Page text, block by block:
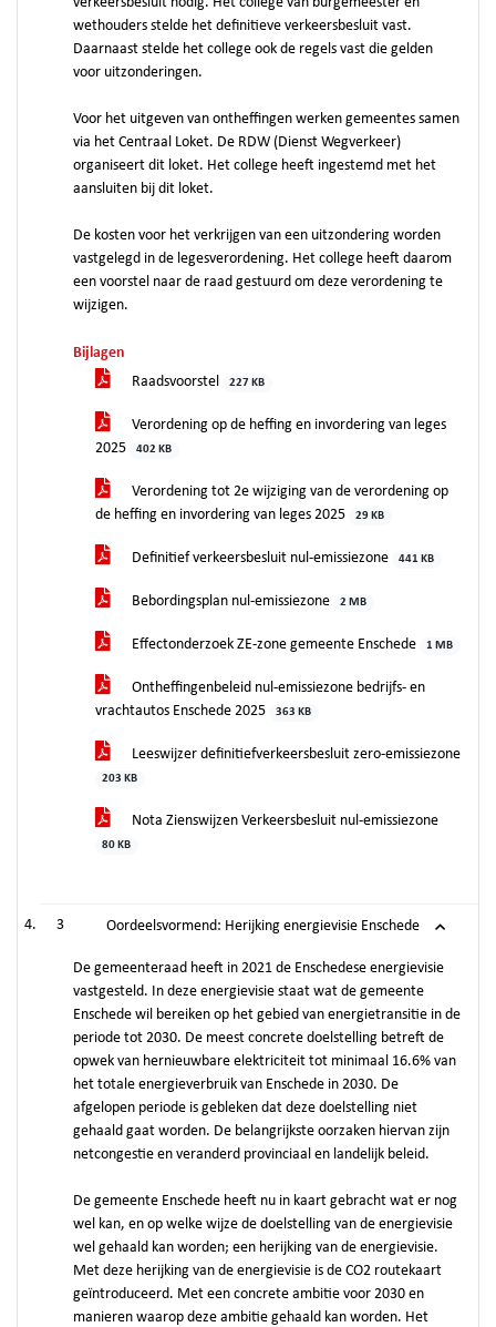
wethouders stelde het definitieve verkeersbesluit vast.
Daarnaast stelde het college ook de regels vast die gelden
voor uitzonderingen.
Voor het uitgeven van ontheffingen werken gemeentes samen
via het Centraal Loket. De RDW (Dienst Wegverkeer)
organiseert dit loket. Het college heeft ingestemd met het
aansluiten bij dit loket.
De kosten voor het verkrijgen van een uitzondering worden
vastgelegd in de legesverordening. Het college heeft daarom
een voorstel naar de raad gestuurd om deze verordening te
wijzigen.
Bijlagen
Raadsvoorstel
227 KB
Verordening op de heffing en invordering van leges
2025
402 KB
Verordening tot 2e wijziging van de verordening op
de heffing en invordering van leges 2025
29 KB
Definitief verkeersbesluit nul-emissiezone 441 KB
Bebordingsplan nul-emissiezone 2 MB
Effectonderzoek ZE-zone gemeente Enschede 1 MB
Ontheffingenbeleid nul-emissiezone bedrijfs- en
vrachtautos Enschede 2025
363 KB
Leeswijzer definitiefverkeersbesluit zero-emissiezone
203 KB
Nota Zienswijzen Verkeersbesluit nul-emissiezone
80 KB
3 Oordeelsvormend: Herijking energievisie Enschede
De gemeenteraad heeft in 2021 de Enschedese energievisie
vastgesteld. In deze energievisie staat wat de gemeente
Enschede wil bereiken op het gebied van energietransitie in de
periode tot 2030. De meest concrete doelstelling betreft de
opwek van hernieuwbare elektriciteit tot minimaal 16.6% van
het totale energieverbruik van Enschede in 2030. De
afgelopen periode is gebleken dat deze doelstelling niet
gehaald gaat worden. De belangrijkste oorzaken hiervan zijn
netcongestie en veranderd provinciaal en landelijk beleid.
De gemeente Enschede heeft nu in kaart gebracht wat er nog
wel kan, en op welke wijze de doelstelling van de energievisie
wel gehaald kan worden; een herijking van de energievisie.
Met deze herijking van de energievisie is de CO2 routekaart
geïntroduceerd. Met een concrete ambitie voor 2030 en
manieren waarop deze ambitie gehaald kan worden. Het